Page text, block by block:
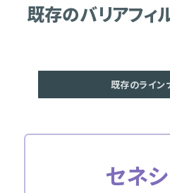
既存のバリアフィ
既存のライン
セネ